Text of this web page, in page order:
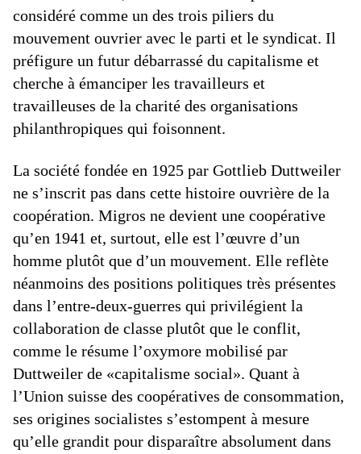
considéré comme un des trois piliers du
mouvement ouvrier avec le parti et le syndicat. Il
préfigure un futur débarrassé du capitalisme et
cherche à émanciper les travailleurs et
travailleuses de la charité des organisations
philanthropiques qui foisonnent.
La société fondée en 1925 par Gottlieb Duttweiler
ne s’inscrit pas dans cette histoire ouvrière de la
coopération. Migros ne devient une coopérative
qu’en 1941 et, surtout, elle est l’œuvre d’un
homme plutôt que d’un mouvement. Elle reflète
néanmoins des positions politiques très présentes
dans l’entre-deux-guerres qui privilégient la
collaboration de classe plutôt que le conflit,
comme le résume l’oxymore mobilisé par
Duttweiler de «capitalisme social». Quant à
l’Union suisse des coopératives de consommation,
ses origines socialistes s’estompent à mesure
qu’elle grandit pour disparaître absolument dans